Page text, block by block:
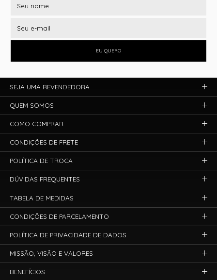
EU QUERO
SEJA UMA REVENDEDORA
QUEM SOMOS
COMO COMPRAR
CONDIÇÕES DE FRETE
POLÍTICA DE TROCA
DÚVIDAS FREQUENTES
TABELA DE MEDIDAS
CONDIÇÕES DE PARCELAMENTO
POLÍTICA DE PRIVACIDADE DE DADOS
MISSÃO, VISÃO E VALORES
BENEFÍCIOS